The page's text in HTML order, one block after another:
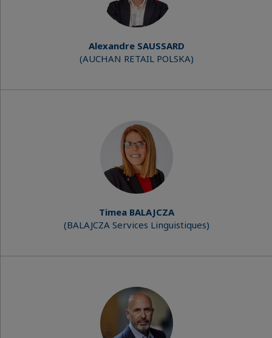
Alexandre SAUSSARD
(AUCHAN RETAIL POLSKA)
Timea BALAJCZA
(BALAJCZA Services Linguistiques)